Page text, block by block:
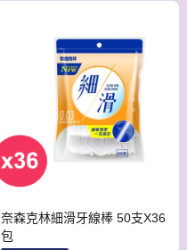
奈森克林細滑牙線棒 50支X36
包